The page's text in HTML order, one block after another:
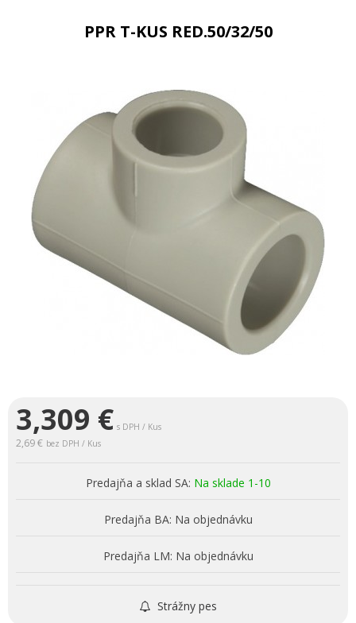
PPR T-KUS RED.50/32/50
3,309 € s DPH / Kus
2,69 € bez DPH / Kus
Predajňa a sklad SA: Na sklade 1-10
Predajňa BA: Na objednávku
Predajňa LM: Na objednávku
Strážny pes